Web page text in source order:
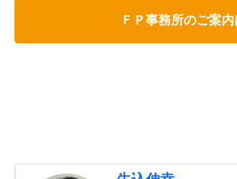
ＦＰ事務所のご案